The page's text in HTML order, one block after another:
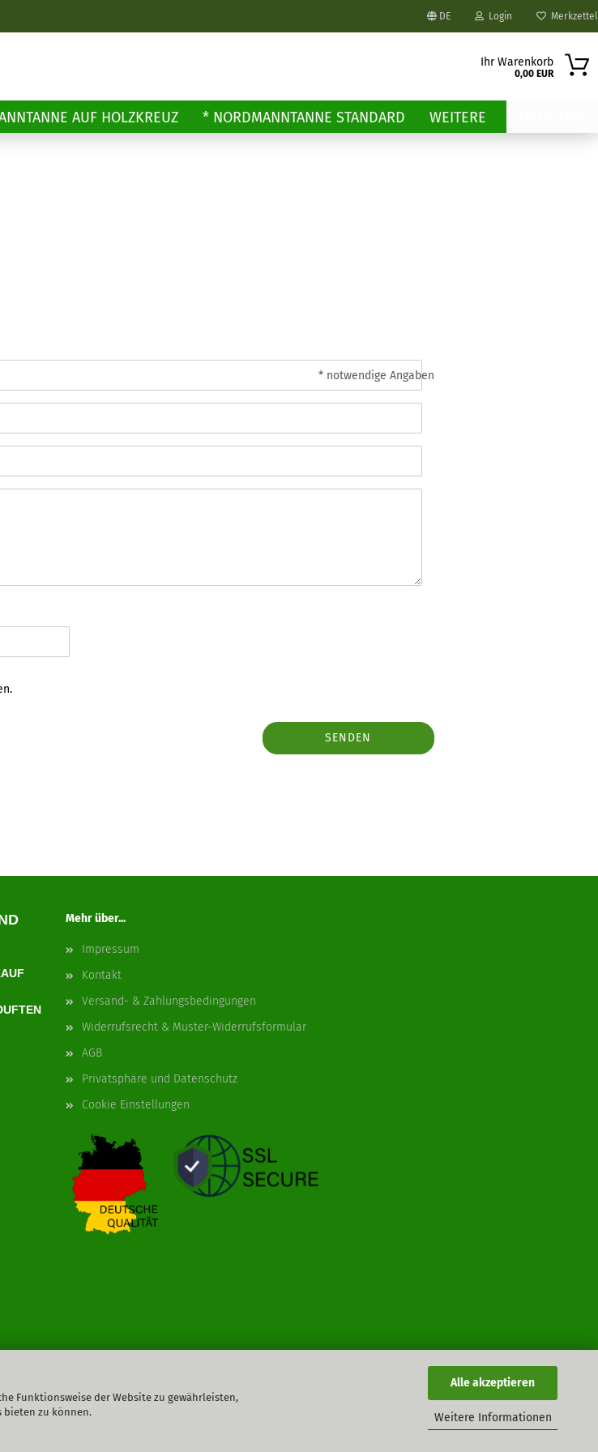
Funktionsweise der Website zu gewährleisten,
bieten zu können.
Alle akzeptieren
Weitere Informationen
DE Login Merkzettel
Ihr Warenkorb
0,00 EUR
AUF HOLZKREUZ * NORDMANNTANNE STANDARD WEITERE
SENDEN
* notwendige Angaben
Mehr über...
Impressum
Kontakt
Versand- & Zahlungsbedingungen
Widerrufsrecht & Muster-Widerrufsformular
AGB
Privatsphäre und Datenschutz
Cookie Einstellungen
by Gambio.de © 2026